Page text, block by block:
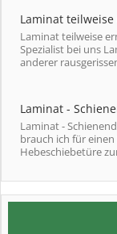
Laminat
Laminat teilweise
Spezialist bei uns
anderer
Laminat -
Laminat -
brauch ich für
Hebeschiebetüre